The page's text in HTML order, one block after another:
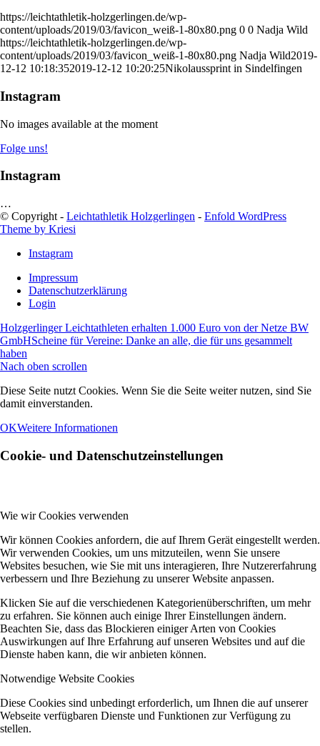
https://leichtathletik-holzgerlingen.de/wp-
content/uploads/2019/03/favicon_weiß-1-80x80.png 0 0 Nadja Wild
https://leichtathletik-holzgerlingen.de/wp-
content/uploads/2019/03/favicon_weiß-1-80x80.png Nadja Wild2019-
12-12 10:18:352019-12-12 10:20:25Nikolaussprint in Sindelfingen
Instagram
No images available at the moment
Folge uns!
Instagram
…
© Copyright - Leichtathletik Holzgerlingen - Enfold WordPress
Theme by Kriesi
Instagram
Impressum
Datenschutzerklärung
Login
Holzgerlinger Leichtathleten erhalten 1.000 Euro von der Netze BW
GmbHScheine für Vereine: Danke an alle, die für uns gesammelt
haben
Nach oben scrollen
Diese Seite nutzt Cookies. Wenn Sie die Seite weiter nutzen, sind Sie
damit einverstanden.
OKWeitere Informationen
Cookie- und Datenschutzeinstellungen
Wie wir Cookies verwenden
Wir können Cookies anfordern, die auf Ihrem Gerät eingestellt werden.
Wir verwenden Cookies, um uns mitzuteilen, wenn Sie unsere
Websites besuchen, wie Sie mit uns interagieren, Ihre Nutzererfahrung
verbessern und Ihre Beziehung zu unserer Website anpassen.
Klicken Sie auf die verschiedenen Kategorienüberschriften, um mehr
zu erfahren. Sie können auch einige Ihrer Einstellungen ändern.
Beachten Sie, dass das Blockieren einiger Arten von Cookies
Auswirkungen auf Ihre Erfahrung auf unseren Websites und auf die
Dienste haben kann, die wir anbieten können.
Notwendige Website Cookies
Diese Cookies sind unbedingt erforderlich, um Ihnen die auf unserer
Webseite verfügbaren Dienste und Funktionen zur Verfügung zu
stellen.